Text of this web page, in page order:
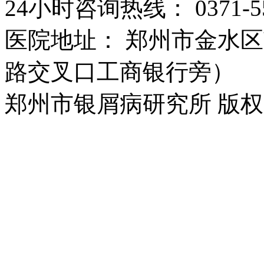
24小时咨询热线： 0371-
医院地址： 郑州市金水
路交叉口工商银行旁）
郑州市银屑病研究所 版